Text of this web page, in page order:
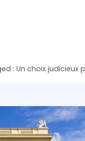
: Un choix